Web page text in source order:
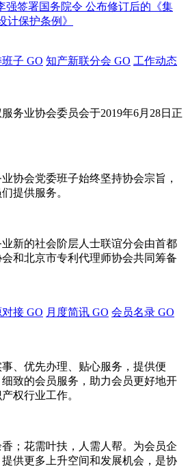
强签署国务院令 公布修订后的《集
计保护条例》
子 GO 知产新联分会 GO 工作动态
务业协会委员会于2019年6月28日正
协会党委班子始终坚持协会宗旨，
提供服务。
新的社会阶层人士联谊分会由首都
和北京市专利代理师协会共同筹备
对接 GO 月度简讯 GO 会员名录 GO
、优先办理、贴心服务，提供便
致的会员服务，助力会员更好地开
权行业工作。
；花需叶扶，人需人帮。为会员企
供更多上升空间和发展机会，是协